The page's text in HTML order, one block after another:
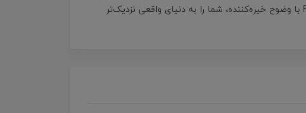
RTX 4050 و حافظه 1 ترابایتی SSD، به دنیای بازی‌های پیشرفته و برنامه‌های حرفه‌ای وارد شوید. نمایشگر FHD با وضوح خیره‌کننده، شما را به دنیای واقعی نزدیک‌تر